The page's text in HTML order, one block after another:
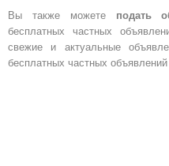
Вы также можете подать
бесплатных частных
свежие и актуальные
бесплатных частных